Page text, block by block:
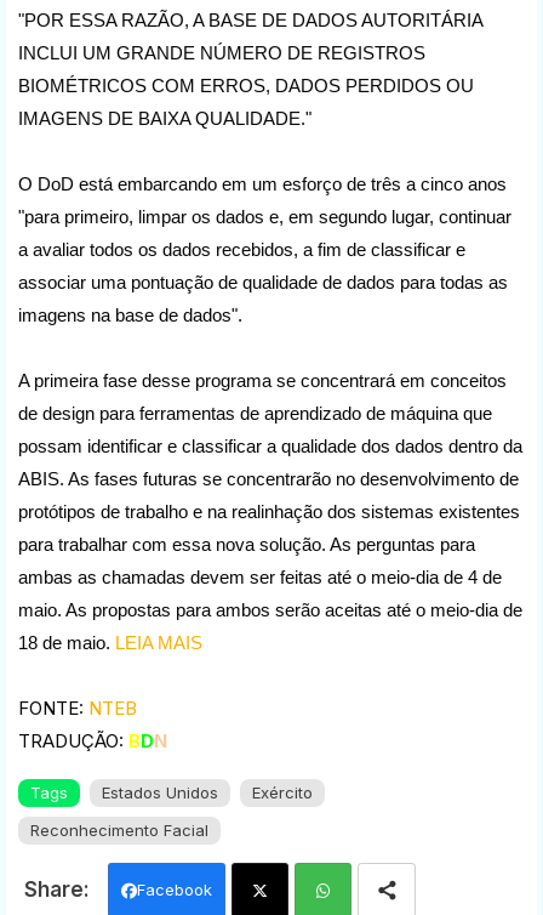
"POR ESSA RAZÃO, A BASE DE DADOS AUTORITÁRIA
INCLUI UM GRANDE NÚMERO DE REGISTROS
BIOMÉTRICOS COM ERROS, DADOS PERDIDOS OU
IMAGENS DE BAIXA QUALIDADE."
O DoD está embarcando em um esforço de três a cinco anos
"para primeiro, limpar os dados e, em segundo lugar, continuar
a avaliar todos os dados recebidos, a fim de classificar e
associar uma pontuação de qualidade de dados para todas as
imagens na base de dados".
A primeira fase desse programa se concentrará em conceitos
de design para ferramentas de aprendizado de máquina que
possam identificar e classificar a qualidade dos dados dentro da
ABIS. As fases futuras se concentrarão no desenvolvimento de
protótipos de trabalho e na realinhação dos sistemas existentes
para trabalhar com essa nova solução. As perguntas para
ambas as chamadas devem ser feitas até o meio-dia de 4 de
maio. As propostas para ambos serão aceitas até o meio-dia de
18 de maio. LEIA MAIS
FONTE: NTEB
TRADUÇÃO: BDN
Tags Estados Unidos
Exército
Reconhecimento Facial
Facebook